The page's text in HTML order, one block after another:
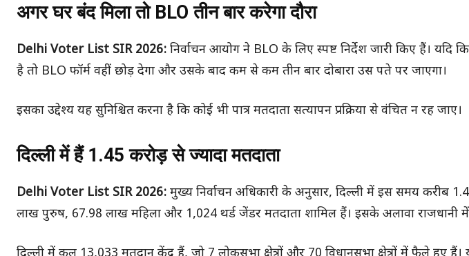
अगर घर बंद मिला तो BLO तीन बार करेगा दौरा
Delhi Voter List SIR 2026: निर्वाचन आयोग ने BLO के लिए स्पष्ट निर्देश जारी किए हैं। यदि
है तो BLO फॉर्म वहीं छोड़ देगा और उसके बाद कम से कम तीन बार दोबारा उस पते पर जाएगा।
इसका उद्देश्य यह सुनिश्चित करना है कि कोई भी पात्र मतदाता सत्यापन प्रक्रिया से वंचित न रह जाए।
दिल्ली में हैं 1.45 करोड़ से ज्यादा मतदाता
Delhi Voter List SIR 2026: मुख्य निर्वाचन अधिकारी के अनुसार, दिल्ली में इस समय करीब
लाख पुरुष, 67.98 लाख महिला और 1,024 थर्ड जेंडर मतदाता शामिल हैं। इसके अलावा राजधानी